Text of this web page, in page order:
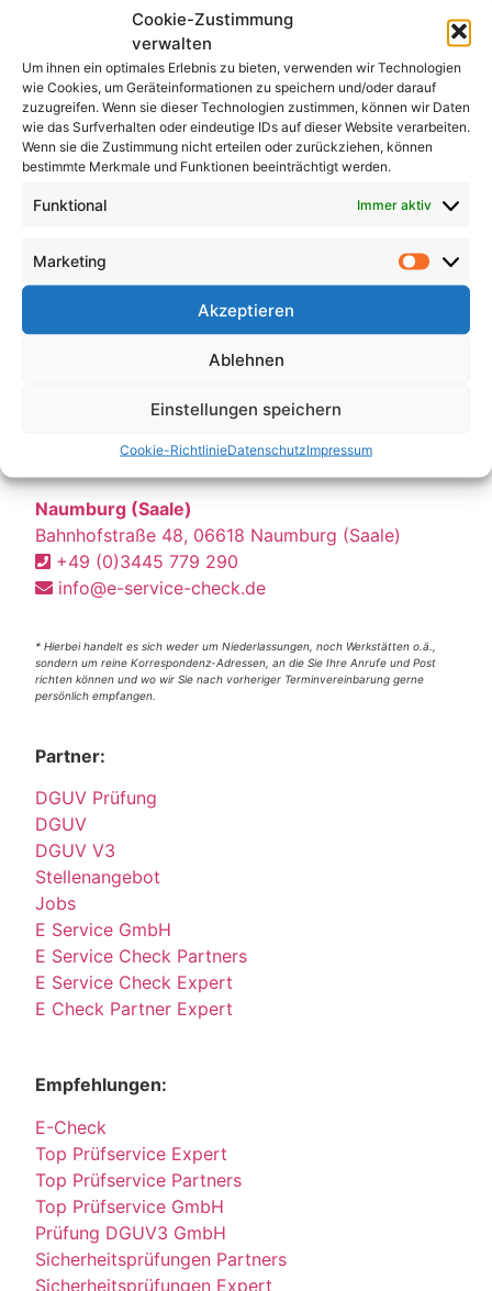
Cookie-Zustimmung
verwalten
Um ihnen ein optimales Erlebnis zu bieten, verwenden wir Technologien
wie Cookies, um Geräteinformationen zu speichern und/oder darauf
zuzugreifen. Wenn sie dieser Technologien zustimmen, können wir Daten
wie das Surfverhalten oder eindeutige IDs auf dieser Website verarbeiten.
Wenn sie die Zustimmung nicht erteilen oder zurückziehen, können
bestimmte Merkmale und Funktionen beeinträchtigt werden.
Funktional Immer aktiv
Marketing
Akzeptieren
Ablehnen
Einstellungen speichern
Cookie-RichtlinieDatenschutzImpressum
Indem Sie fortfahren, akzeptieren Sie unsere
Datenschutzerklärung.
Naumburg (Saale)
Bahnhofstraße 48, 06618 Naumburg (Saale)
+49 (0)3445 779 290
info@e-service-check.de
* Hierbei handelt es sich weder um Niederlassungen, noch Werkstätten o.ä.,
sondern um reine Korrespondenz-Adressen, an die Sie Ihre Anrufe und Post
richten können und wo wir Sie nach vorheriger Terminvereinbarung gerne
persönlich empfangen.
Partner:
DGUV Prüfung
DGUV
DGUV V3
Stellenangebot
Jobs
E Service GmbH
E Service Check Partners
E Service Check Expert
E Check Partner Expert
Empfehlungen:
E-Check
Top Prüfservice Expert
Top Prüfservice Partners
Top Prüfservice GmbH
Prüfung DGUV3 GmbH
Sicherheitsprüfungen Partners
Sicherheitsprüfungen Expert